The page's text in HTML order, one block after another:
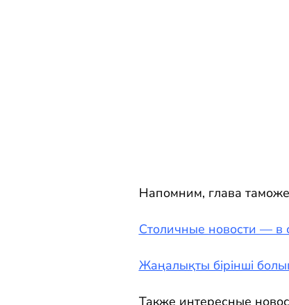
Напомним, глава
Столичные новости — в
Жаңалықты бірінші
Также интересные